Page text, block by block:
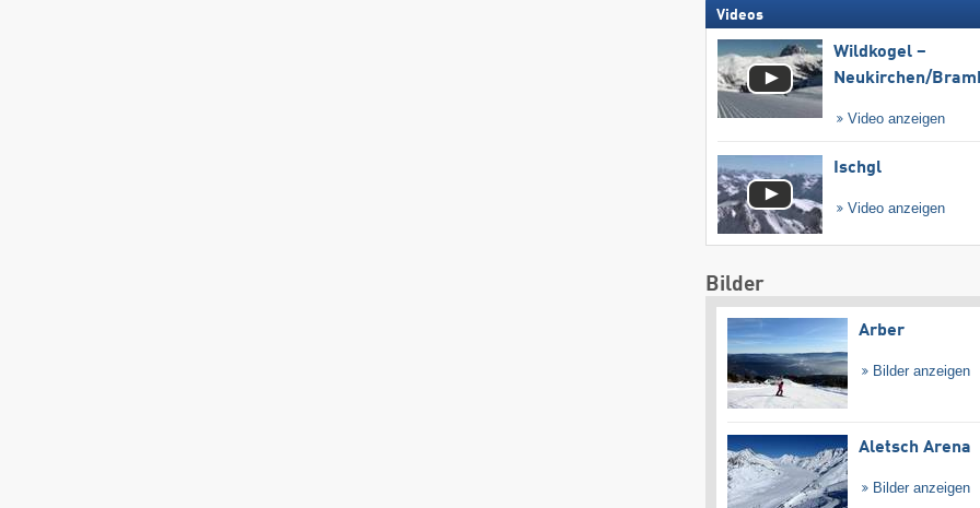
Videos
Wildkogel –
Neukirchen/​
Video anzeigen
Ischgl
Video anzeigen
Bilder
Arber
Bilder anzeigen
Aletsch Arena
Bilder anzeigen